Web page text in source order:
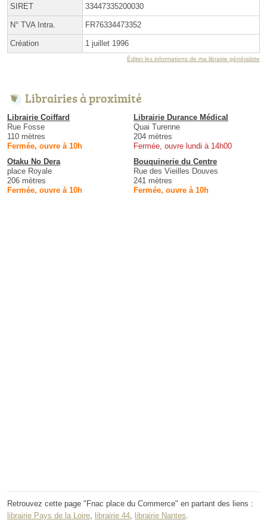
SIRET 33447335200030
N° TVA Intra. FR76334473352
Création 1 juillet 1996
Éditer les informations de ma librairie généraliste
Librairies à proximité
Librairie Coiffard
Rue Fosse
110 mètres
Fermée, ouvre à 10h
Librairie Durance Médical
Quai Turenne
204 mètres
Fermée, ouvre lundi à 14h00
Otaku No Dera
place Royale
206 mètres
Fermée, ouvre à 10h
Bouquinerie du Centre
Rue des Vieilles Douves
241 mètres
Fermée, ouvre à 10h
Retrouvez cette page "Fnac place du Commerce" en partant des liens :
librairie Pays de la Loire, librairie 44, librairie Nantes.